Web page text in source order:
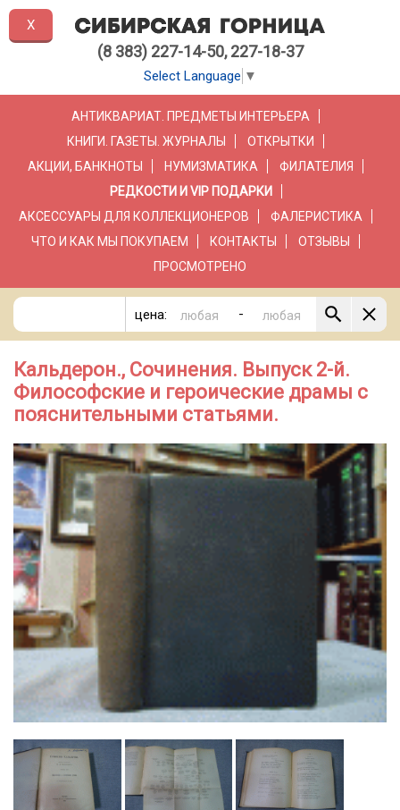
(8 383) 227-14-50, 227-18-37
Select Language ▼
АНТИКВАРИАТ. ПРЕДМЕТЫ ИНТЕРЬЕРА
КНИГИ. ГАЗЕТЫ. ЖУРНАЛЫ
ОТКРЫТКИ
АКЦИИ, БАНКНОТЫ
НУМИЗМАТИКА
ФИЛАТЕЛИЯ
РЕДКОСТИ И VIP ПОДАРКИ
АКСЕССУАРЫ ДЛЯ КОЛЛЕКЦИОНЕРОВ
ФАЛЕРИСТИКА
ЧТО И КАК МЫ ПОКУПАЕМ
КОНТАКТЫ
ОТЗЫВЫ
ПРОСМОТРЕНО
цена: -
Кальдерон., Сочинения. Выпуск 2-й.
Философские и героические драмы с
пояснительными статьями.
X